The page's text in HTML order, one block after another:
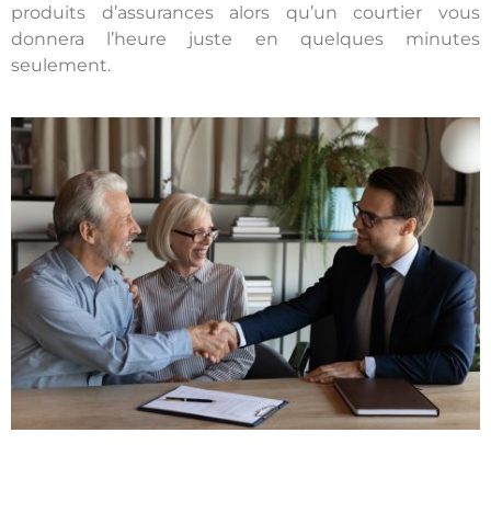
produits d’assurances alors qu’un courtier vous
donnera l’heure juste en quelques minutes
seulement.